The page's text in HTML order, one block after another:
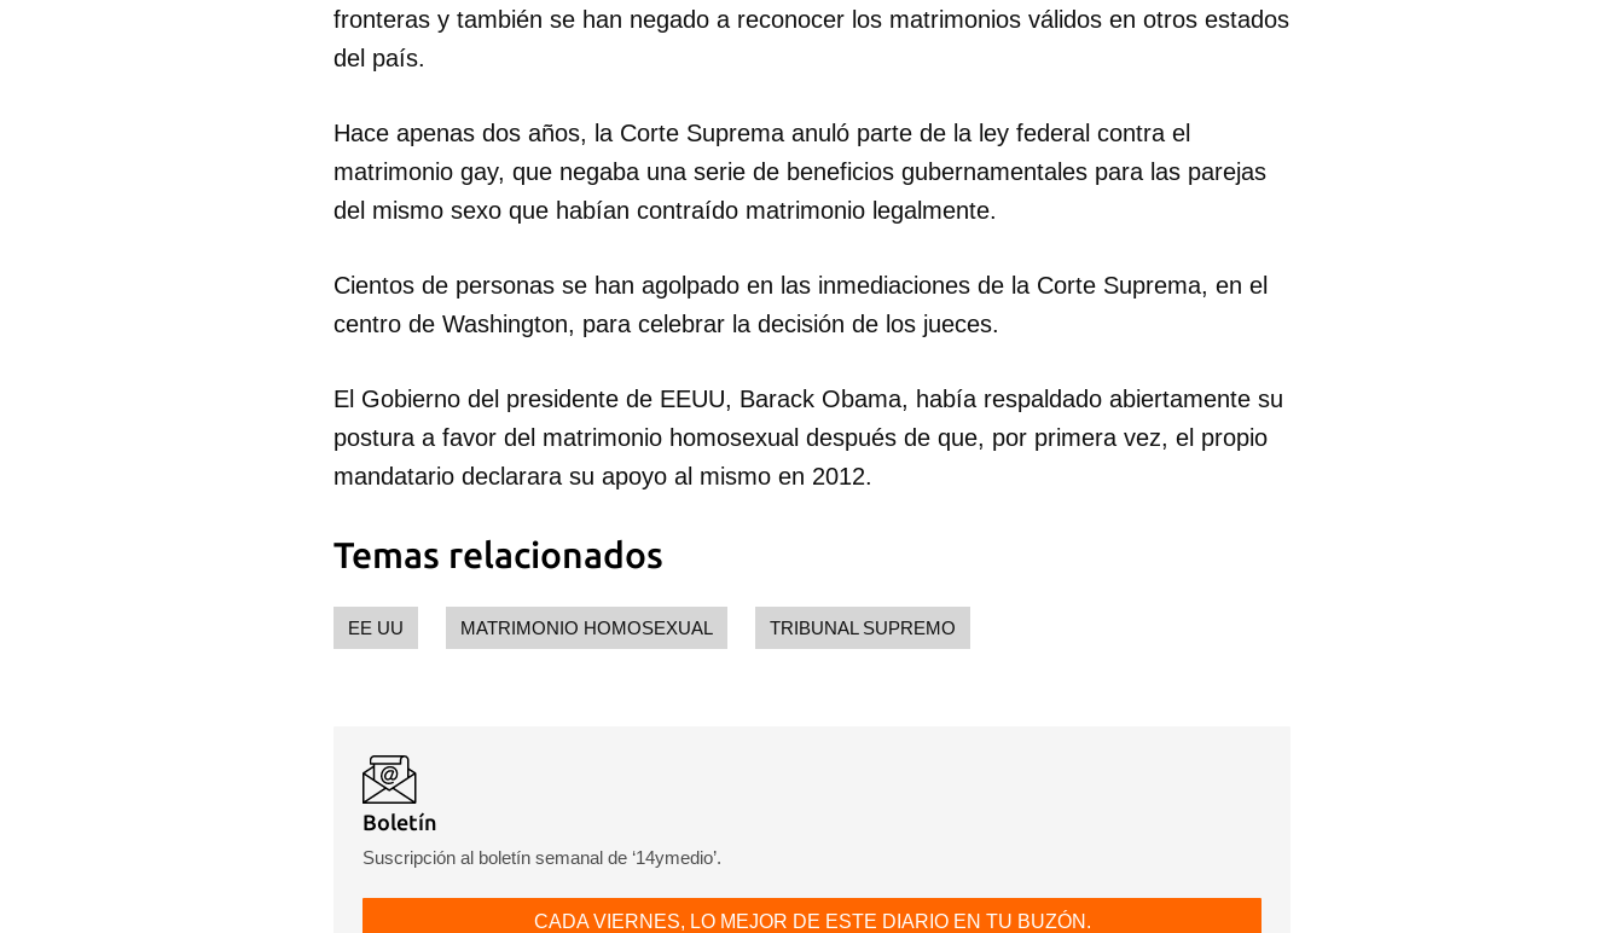
Para poder guardar como favorito, primero has de iniciar sesión con tu
cuenta de 14ymedio.
fronteras y también se han negado a reconocer los matrimonios válidos en otros estados
del país.
Hace apenas dos años, la Corte Suprema anuló parte de la ley federal contra el
matrimonio gay, que negaba una serie de beneficios gubernamentales para las parejas
del mismo sexo que habían contraído matrimonio legalmente.
Cientos de personas se han agolpado en las inmediaciones de la Corte Suprema, en el
centro de Washington, para celebrar la decisión de los jueces.
El Gobierno del presidente de EEUU, Barack Obama, había respaldado abiertamente su
postura a favor del matrimonio homosexual después de que, por primera vez, el propio
mandatario declarara su apoyo al mismo en 2012.
Temas relacionados
EE UU MATRIMONIO HOMOSEXUAL TRIBUNAL SUPREMO
Boletín
Suscripción al boletín semanal de ‘14ymedio’.
CADA VIERNES, LO MEJOR DE ESTE DIARIO EN TU BUZÓN.